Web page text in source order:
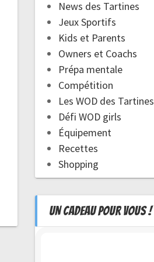
News des Tartines
Jeux Sportifs
Kids et Parents
Owners et Coachs
Prépa mentale
Compétition
Les WOD des Tartines
Défi WOD girls
Équipement
Recettes
Shopping
UN CADEAU POUR VOUS !